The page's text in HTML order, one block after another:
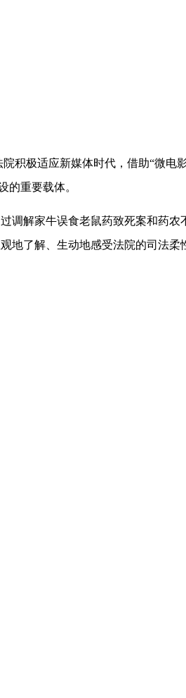
积极适应新媒体时代，借助“微电
的重要载体。
解家牛误食老鼠药致死案和药
地了解、生动地感受法院的司法柔